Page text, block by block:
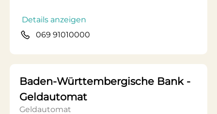
Details anzeigen
069 91010000
Baden-Württembergische Bank -
Geldautomat
Geldautomat